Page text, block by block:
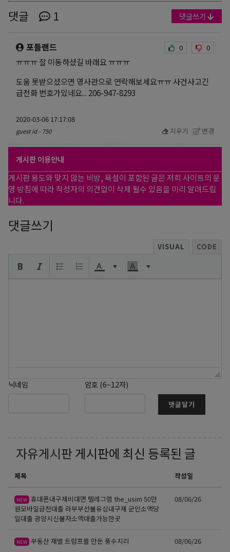
댓글 1 댓글쓰기
포틀랜드 0 0
ㅠㅠㅠ 잘 이동하셨길 바래요 ㅠㅠㅠ
도움 못받으셨으면 영사관으로 연락해보세요ㅠㅠ 사건사고긴
급전화 번호가있네요... 206-947-8293
2020-03-06 17:17:08
guest id - 750 지우기 변경
게시판 이용안내
게시판 용도와 맞지 않는 비방, 욕설이 포함된 글은 저희 사이트의 운
영 방침에 따라 작성자의 의견없이 삭제 될수 있음을 미리 알려드립
니다.
댓글쓰기
VISUAL CODE
닉네임 암호 (6~12자)
댓글달기
자유게시판 게시판에 최신 등록된 글
제목 작성일
NEW 휴대폰내구제비대면 텔레그램 the_usim 50만
원모바일급전대출 라부부선불유심내구제 군인소액당
일대출 광양시신불자소액대출가능한곳
08/06/26
NEW 부동산 재벌 트럼프를 만든 풍수지리 08/06/26